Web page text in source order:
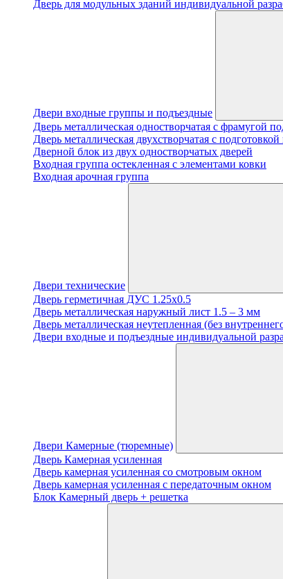
Дверь для модульных зданий индивидуальной
Двери входные группы и подъездные
Дверь металлическая одностворчатая с фрамугой
Дверь металлическая двухстворчатая с
Дверной блок из двух одностворчатых дверей
Входная группа остекленная с элементами ковки
Входная арочная группа
Двери технические
Дверь герметичная ДУС 1.25х0.5
Дверь металлическая наружный лист 1.5 – 3 мм
Дверь металлическая неутепленная (без
Двери входные и подъездные индивидуальной
Двери Камерные (тюремные)
Дверь Камерная усиленная
Дверь камерная усиленная со смотровым окном
Дверь камерная усиленная с передаточным окном
Блок Камерный дверь + решетка